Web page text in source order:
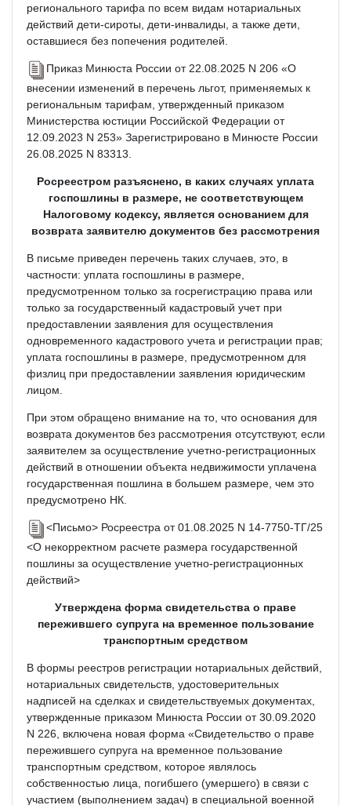
регионального тарифа по всем видам нотариальных
действий дети-сироты, дети-инвалиды, а также дети,
оставшиеся без попечения родителей.
Приказ Минюста России от 22.08.2025 N 206 «О
внесении изменений в перечень льгот, применяемых к
региональным тарифам, утвержденный приказом
Министерства юстиции Российской Федерации от
12.09.2023 N 253» Зарегистрировано в Минюсте России
26.08.2025 N 83313.
Росреестром разъяснено, в каких случаях уплата
госпошлины в размере, не соответствующем
Налоговому кодексу, является основанием для
возврата заявителю документов без рассмотрения
В письме приведен перечень таких случаев, это, в
частности: уплата госпошлины в размере,
предусмотренном только за госрегистрацию права или
только за государственный кадастровый учет при
предоставлении заявления для осуществления
одновременного кадастрового учета и регистрации прав;
уплата госпошлины в размере, предусмотренном для
физлиц при предоставлении заявления юридическим
лицом.
При этом обращено внимание на то, что основания для
возврата документов без рассмотрения отсутствуют, если
заявителем за осуществление учетно-регистрационных
действий в отношении объекта недвижимости уплачена
государственная пошлина в большем размере, чем это
предусмотрено НК.
<Письмо> Росреестра от 01.08.2025 N 14-7750-ТГ/25
<О некорректном расчете размера государственной
пошлины за осуществление учетно-регистрационных
действий>
Утверждена форма свидетельства о праве
пережившего супруга на временное пользование
транспортным средством
В формы реестров регистрации нотариальных действий,
нотариальных свидетельств, удостоверительных
надписей на сделках и свидетельствуемых документах,
утвержденные приказом Минюста России от 30.09.2020
N 226, включена новая форма «Свидетельство о праве
пережившего супруга на временное пользование
транспортным средством, которое являлось
собственностью лица, погибшего (умершего) в связи с
участием (выполнением задач) в специальной военной